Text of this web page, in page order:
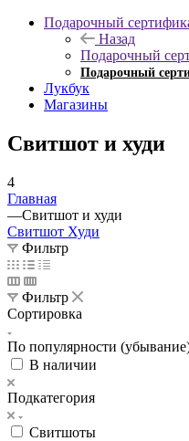
Подарочный
Назад
Подарочный
Подарочный
Лукбук
Магазины
Свитшот и худи
4
Главная
—Свитшот и худи
Свитшот Худи
Фильтр
Фильтр
Сортировка
По популярности
В наличии
Подкатегория
Свитшоты